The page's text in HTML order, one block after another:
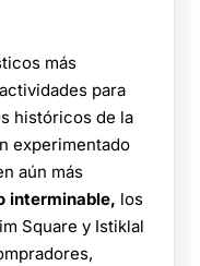
más
para
históricos de la
experimentado
aún más
interminable, los
Square y Istiklal